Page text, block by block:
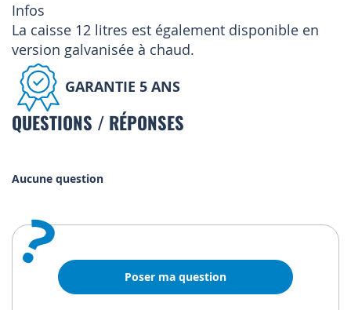
Infos
La caisse 12 litres est également disponible en
version galvanisée à chaud.
GARANTIE 5 ANS
QUESTIONS / RÉPONSES
Aucune question
? Poser ma question